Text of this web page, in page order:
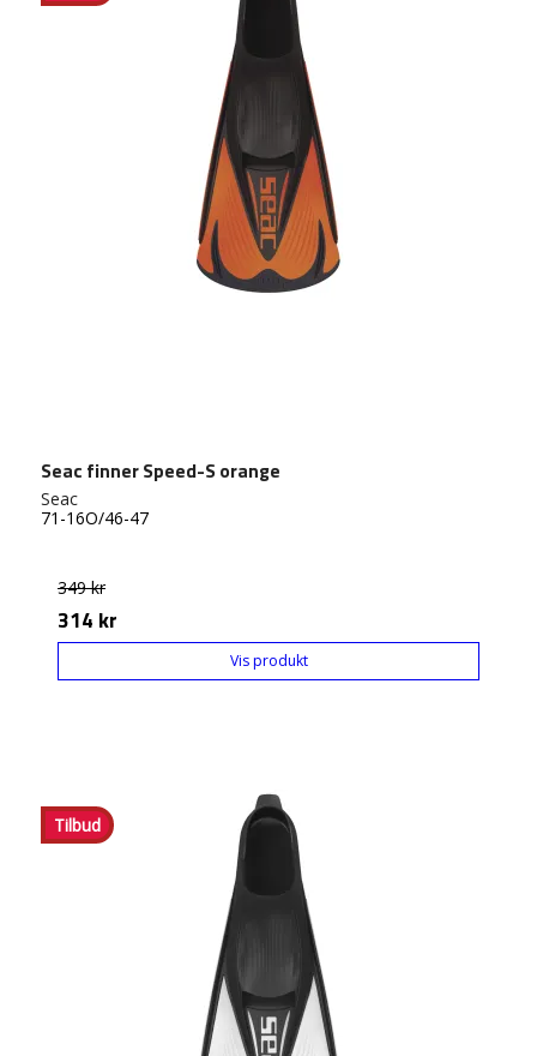
Seac finner Speed-S orange
Seac
71-16O/46-47
349 kr
314 kr
Vis produkt
Tilbud